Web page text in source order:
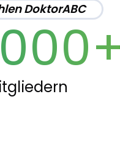
DoktorABC